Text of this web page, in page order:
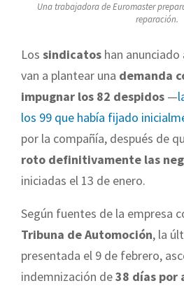
Una trabajadora de Euromaster
reparación.
Los sindicatos han anunciado
van a plantear una demanda
impugnar los 82 despidos —
los 99 que había fijado
por la compañía, después de
roto definitivamente las
iniciadas el 13 de enero.
Según fuentes de la empresa
Tribuna de Automoción, la
presentada el 9 de febrero,
indemnización de38 días por